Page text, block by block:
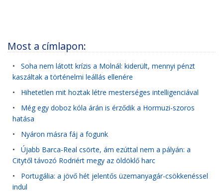
Most a címlapon:
• Soha nem látott krízis a Molnál: kiderült, mennyi pénzt
kaszáltak a történelmi leállás ellenére
• Hihetetlen mit hoztak létre mesterséges intelligenciával
• Még egy doboz kóla árán is érződik a Hormuzi-szoros
hatása
• Nyáron másra fáj a fogunk
• Újabb Barca-Real csörte, ám ezúttal nem a pályán: a
Citytől távozó Rodriért megy az öldöklő harc
• Portugália: a jövő hét jelentős üzemanyagár-csökkenéssel
indul